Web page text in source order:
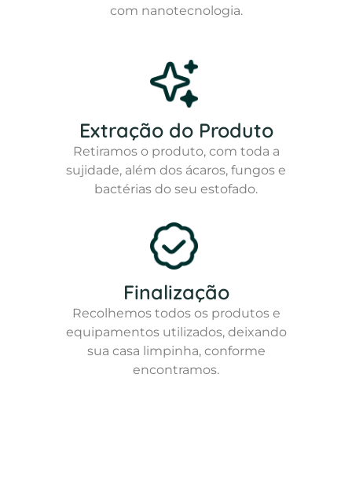
com nanotecnologia.
Extração do Produto
Retiramos o produto, com toda a
sujidade, além dos ácaros, fungos e
bactérias do seu estofado.
Finalização
Recolhemos todos os produtos e
equipamentos utilizados, deixando
sua casa limpinha, conforme
encontramos.